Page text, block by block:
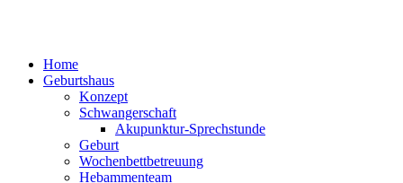
Home
Geburtshaus
Konzept
Schwangerschaft
Akupunktur-Sprechstunde
Geburt
Wochenbettbetreuung
Hebammenteam